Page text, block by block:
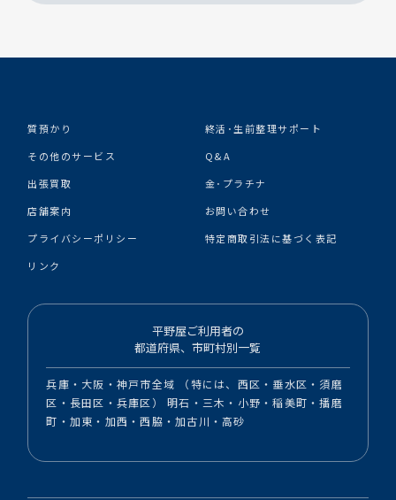
質預かり
終活･生前整理サポート
その他のサービス
Q&A
出張買取
金･プラチナ
店舗案内
お問い合わせ
プライバシーポリシー
特定商取引法に基づく表記
リンク
平野屋ご利用者の
都道府県、市町村別一覧
兵庫・大阪・神戸市全域 （特には、西区・垂水区・須磨
区・長田区・兵庫区） 明石・三木・小野・稲美町・播磨
町・加東・加西・西脇・加古川・高砂